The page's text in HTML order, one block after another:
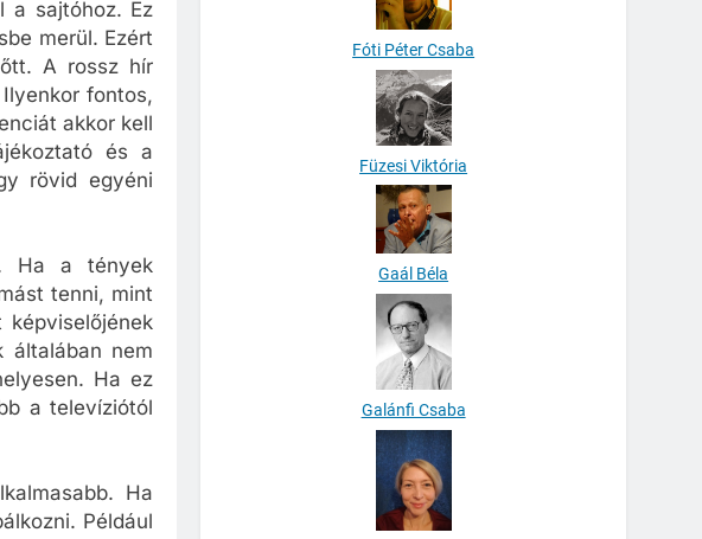
a sajtóhoz. Ez
merül. Ezért
A rossz hír
fontos,
akkor kell
és a
rövid egyéni
Ha a tények
tenni, mint
általában nem
Ha ez
a televíziótól
Ha
Például
Fóti Péter Csaba
Füzesi Viktória
Gaál Béla
Galánfi Csaba